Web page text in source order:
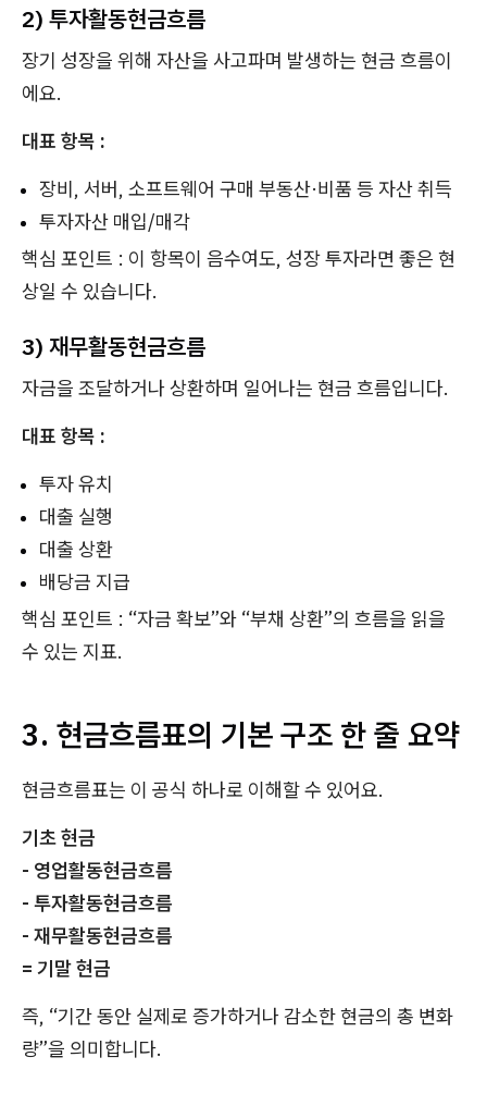
2) 투자활동현금흐름
장기 성장을 위해 자산을 사고파며 발생하는 현금 흐름이
에요.
대표 항목 :
장비, 서버, 소프트웨어 구매 부동산·비품 등 자산 취득
투자자산 매입/매각
핵심 포인트 : 이 항목이 음수여도, 성장 투자라면 좋은 현
상일 수 있습니다.
3) 재무활동현금흐름
자금을 조달하거나 상환하며 일어나는 현금 흐름입니다.
대표 항목 :
투자 유치
대출 실행
대출 상환
배당금 지급
핵심 포인트 : “자금 확보”와 “부채 상환”의 흐름을 읽을
수 있는 지표.
3. 현금흐름표의 기본 구조 한 줄 요약
현금흐름표는 이 공식 하나로 이해할 수 있어요.
기초 현금
- 영업활동현금흐름
- 투자활동현금흐름
- 재무활동현금흐름
= 기말 현금
즉, “기간 동안 실제로 증가하거나 감소한 현금의 총 변화
량”을 의미합니다.